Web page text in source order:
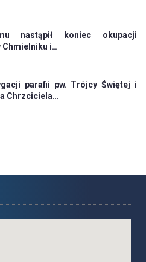
nastąpił koniec okupacji
Chmielniku i…
parafii pw. Trójcy Świętej i
Chrzciciela…